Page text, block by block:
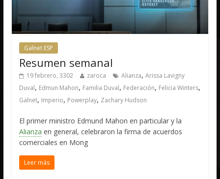
Galnet ESP
Resumen semanal
19 febrero, 3302 zaroca Alianza,Arissa Lavigny
Duval, Edmun Mahon, Familia Duval, Federación, Felicia Winters,
Galnet, Imperio, Powerplay, Zachary Hudson
El primer ministro Edmund Mahon en particular y la
Alianza en general, celebraron la firma de acuerdos
comerciales en Mong
Leer más